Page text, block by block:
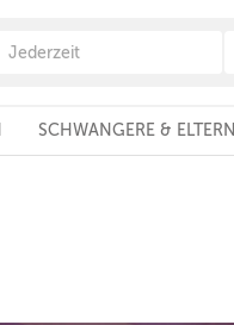
SCHWANGERE & ELTERN